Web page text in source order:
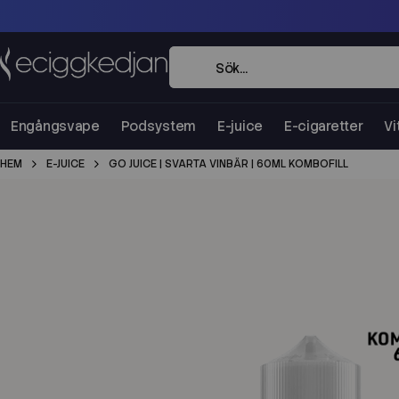
Engångsvape Podsystem E-juice E-cigaretter
HEM E-JUICE GO JUICE | SVARTA VINBÄR | 60ML KOMBOFILL